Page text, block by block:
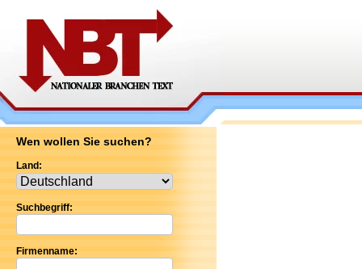
Wen wollen Sie suchen?
Land:
Suchbegriff:
Firmenname: